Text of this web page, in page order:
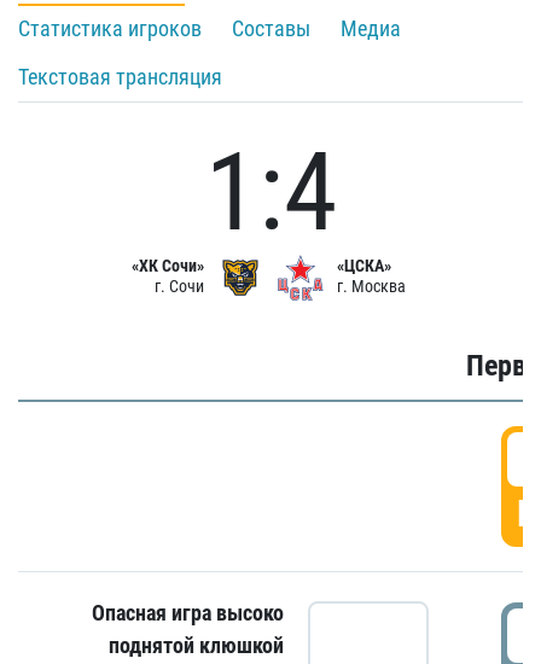
Статистика игроков
Составы
Медиа
Текстовая трансляция
«ХК Сочи»
г. Сочи
1:4
«ЦСКА»
г. Москва
Опасная игра высоко
поднятой клюшкой